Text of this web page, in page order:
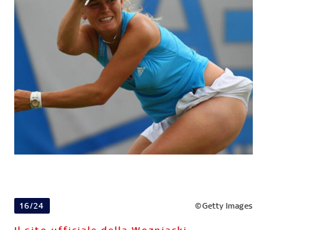
16/24 ©Getty Images